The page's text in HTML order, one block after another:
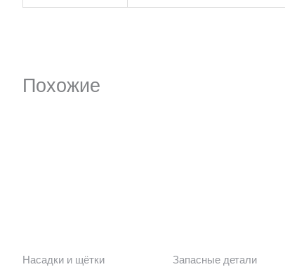
Похожие
Насадки и щётки Запасные детали